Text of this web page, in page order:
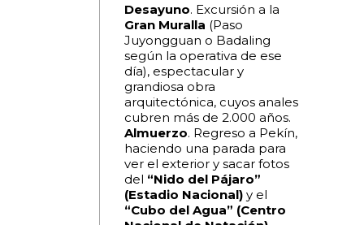
Desayuno. Excursión a la
Gran Muralla (Paso
Juyongguan o Badaling
según la operativa de ese
día), espectacular y
grandiosa obra
arquitectónica, cuyos anales
cubren más de 2.000 años.
Almuerzo. Regreso a Pekín,
haciendo una parada para
ver el exterior y sacar fotos
del “Nido del Pájaro”
(Estadio Nacional) y el
“Cubo del Agua” (Centro